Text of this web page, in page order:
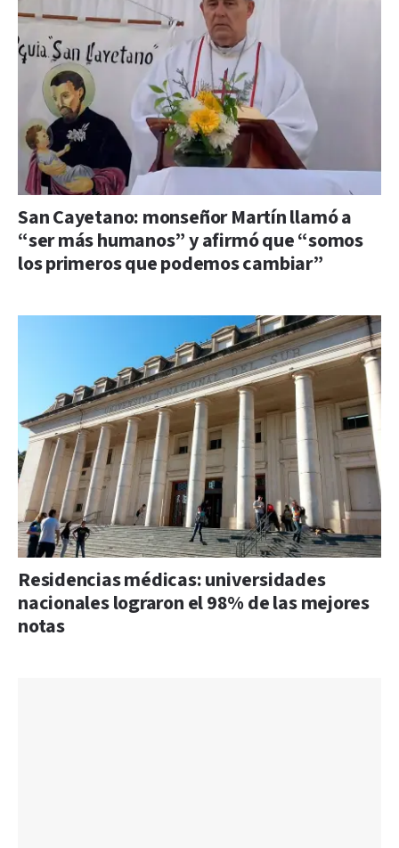
San Cayetano: monseñor Martín llamó a
“ser más humanos” y afirmó que “somos
los primeros que podemos cambiar”
Residencias médicas: universidades
nacionales lograron el 98% de las mejores
notas